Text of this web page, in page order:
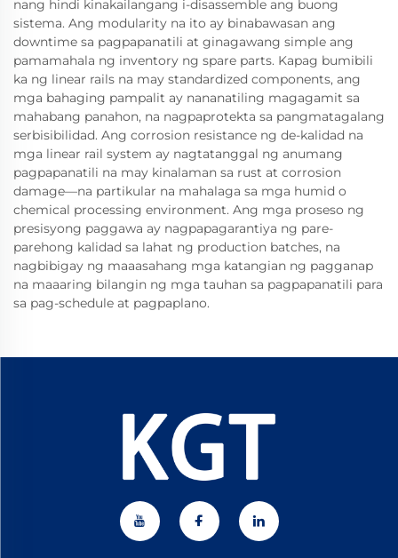
nang hindi kinakailangang i-disassemble ang buong
sistema. Ang modularity na ito ay binabawasan ang
downtime sa pagpapanatili at ginagawang simple ang
pamamahala ng inventory ng spare parts. Kapag bumibili
ka ng linear rails na may standardized components, ang
mga bahaging pampalit ay nananatiling magagamit sa
mahabang panahon, na nagpaprotekta sa pangmatagalang
serbisibilidad. Ang corrosion resistance ng de-kalidad na
mga linear rail system ay nagtatanggal ng anumang
pagpapanatili na may kinalaman sa rust at corrosion
damage—na partikular na mahalaga sa mga humid o
chemical processing environment. Ang mga proseso ng
presisyong paggawa ay nagpapagarantiya ng pare-
parehong kalidad sa lahat ng production batches, na
nagbibigay ng maaasahang mga katangian ng pagganap
na maaaring bilangin ng mga tauhan sa pagpapanatili para
sa pag-schedule at pagpaplano.